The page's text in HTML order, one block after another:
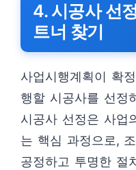
4. 시공사 선
트너 찾기
사업시행계획이 확
행할 시공사를 선정
시공사 선정은 사업
는 핵심 과정으로,
공정하고 투명한 절